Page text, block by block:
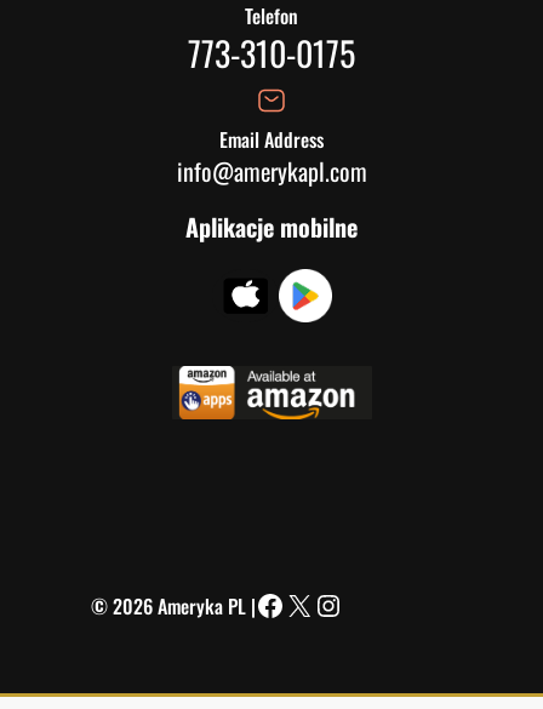
Telefon
773-310-0175
Email Address
info@amerykapl.com
Aplikacje mobilne
© 2026 Ameryka PL |
Facebook
X Instagram